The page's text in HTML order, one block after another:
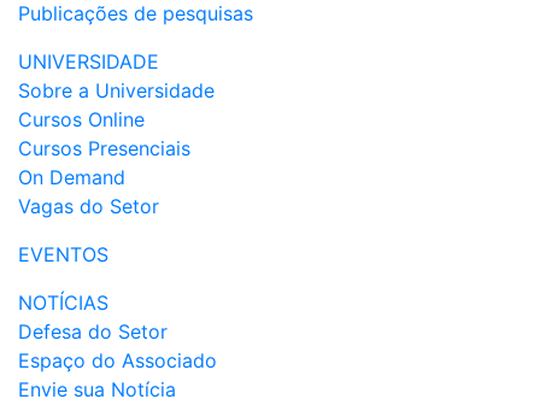
Publicações de pesquisas
UNIVERSIDADE
Sobre a Universidade
Cursos Online
Cursos Presenciais
On Demand
Vagas do Setor
EVENTOS
NOTÍCIAS
Defesa do Setor
Espaço do Associado
Envie sua Notícia